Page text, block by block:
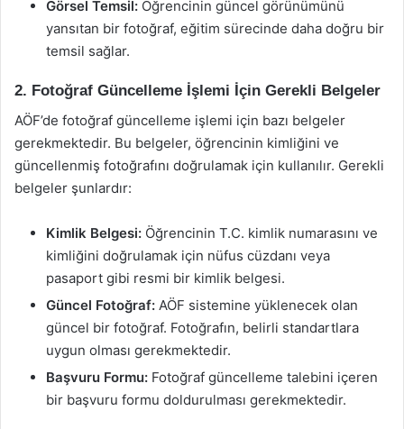
Görsel Temsil: Öğrencinin güncel görünümünü
yansıtan bir fotoğraf, eğitim sürecinde daha doğru bir
temsil sağlar.
2. Fotoğraf Güncelleme İşlemi İçin Gerekli Belgeler
AÖF’de fotoğraf güncelleme işlemi için bazı belgeler
gerekmektedir. Bu belgeler, öğrencinin kimliğini ve
güncellenmiş fotoğrafını doğrulamak için kullanılır. Gerekli
belgeler şunlardır:
Kimlik Belgesi: Öğrencinin T.C. kimlik numarasını ve
kimliğini doğrulamak için nüfus cüzdanı veya
pasaport gibi resmi bir kimlik belgesi.
Güncel Fotoğraf: AÖF sistemine yüklenecek olan
güncel bir fotoğraf. Fotoğrafın, belirli standartlara
uygun olması gerekmektedir.
Başvuru Formu: Fotoğraf güncelleme talebini içeren
bir başvuru formu doldurulması gerekmektedir.